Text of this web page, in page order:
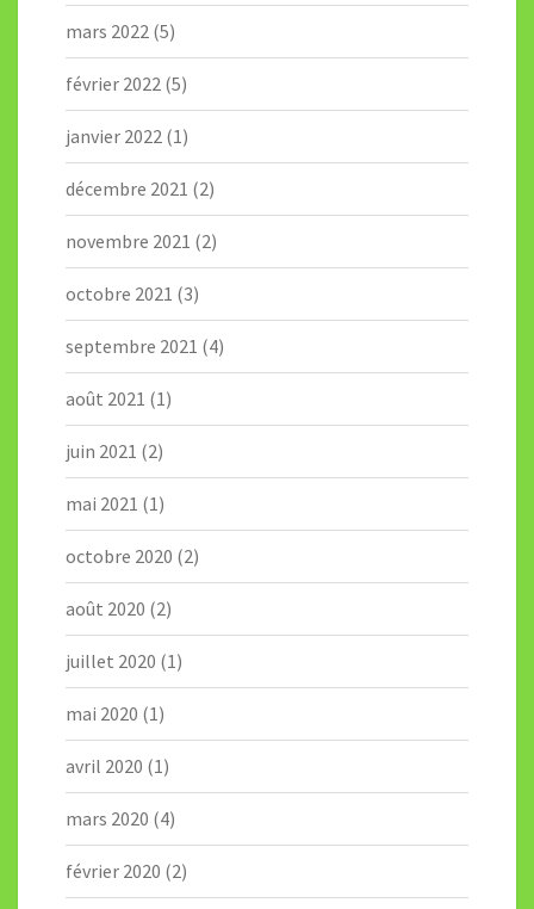
mars 2022 (5)
février 2022 (5)
janvier 2022 (1)
décembre 2021 (2)
novembre 2021 (2)
octobre 2021 (3)
septembre 2021 (4)
août 2021 (1)
juin 2021 (2)
mai 2021 (1)
octobre 2020 (2)
août 2020 (2)
juillet 2020 (1)
mai 2020 (1)
avril 2020 (1)
mars 2020 (4)
février 2020 (2)